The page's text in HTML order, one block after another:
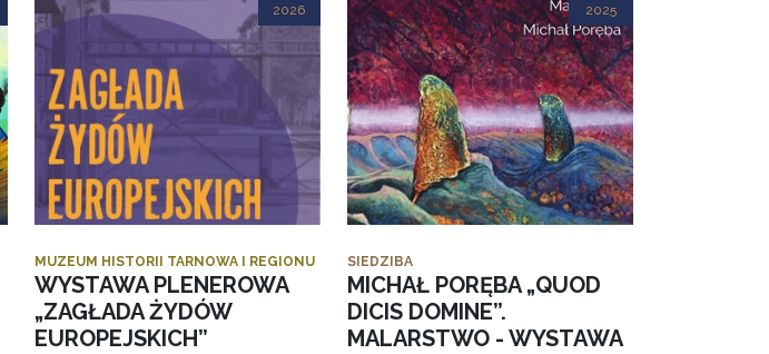
2026
MUZEUM HISTORII TARNOWA I REGIONU
WYSTAWA PLENEROWA
„ZAGŁADA ŻYDÓW
EUROPEJSKICH”
2025
SIEDZIBA
MICHAŁ PORĘBA „QUOD
DICIS DOMINE”.
MALARSTWO - WYSTAWA